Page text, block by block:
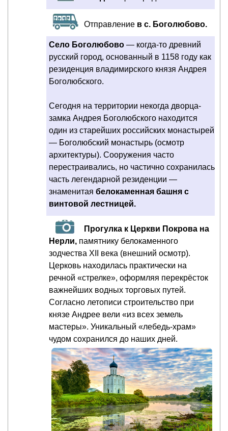
Отправление в с. Боголюбово.
Cело Боголюбово — когда-то древний
русский город, основанный в 1158 году как
резиденция владимирского князя Андрея
Боголюбского.
Сегодня на территории некогда дворца-
замка Андрея Боголюбского находится
один из старейших российских монастырей
— Боголюбский монастырь (осмотр
архитектуры). Сооружения часто
перестраивались, но частично сохранилась
часть легендарной резиденции —
знаменитая белокаменная башня с
винтовой лестницей.
Прогулка к Церкви Покрова на
Нерли, памятнику белокаменного
зодчества XII века (внешний осмотр).
Церковь находилась практически на
речной «стрелке», оформляя перекрёсток
важнейших водных торговых путей.
Согласно летописи строительство при
князе Андрее вели «из всех земель
мастеры». Уникальный «лебедь-храм»
чудом сохранился до наших дней.